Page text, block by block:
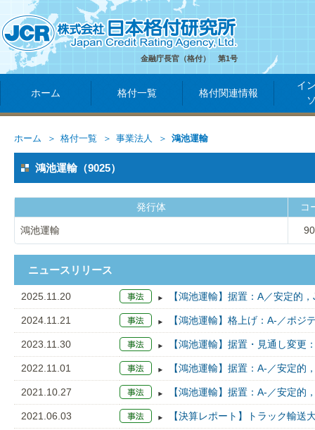
金融庁長官（格付） 第1号
ホーム 格付一覧 格付関連情報
イ
ホーム 格付一覧 事業法人 鴻池運輸
鴻池運輸（9025）
発行体 コ
鴻池運輸
ニュースリリース
2025.11.20 【鴻池運輸】据置：A／安定的
2024.11.21 【鴻池運輸】格上げ：A-／ポ
2023.11.30 【鴻池運輸】据置・見通し変
2022.11.01 【鴻池運輸】据置：A-／安定的
2021.10.27 【鴻池運輸】据置：A-／安定的
2021.06.03 【決算レポート】トラック輸送